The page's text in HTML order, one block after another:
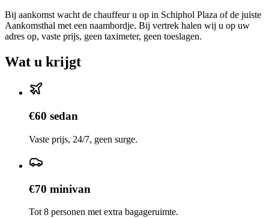
Bij aankomst wacht de chauffeur u op in Schiphol Plaza of de juiste
Aankomsthal met een naambordje. Bij vertrek halen wij u op uw
adres op, vaste prijs, geen taximeter, geen toeslagen.
Wat u krijgt
€60 sedan
Vaste prijs, 24/7, geen surge.
€70 minivan
Tot 8 personen met extra bagageruimte.